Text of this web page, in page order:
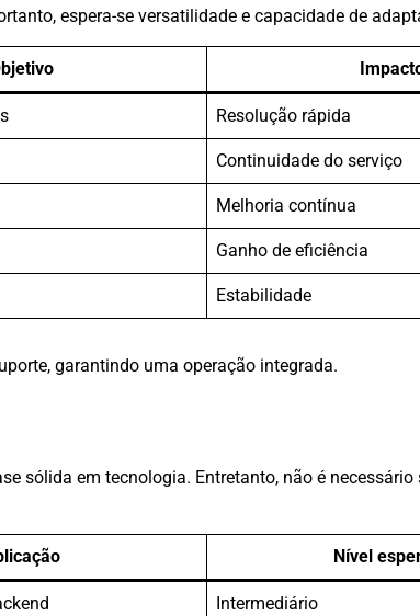
espera-se versatilidade e capacidade de
Resolução rápida
Continuidade do serviço
Melhoria contínua
Ganho de eficiência
Estabilidade
garantindo uma operação integrada.
sólida em tecnologia. Entretanto, não é necessário
Nível
Intermediário